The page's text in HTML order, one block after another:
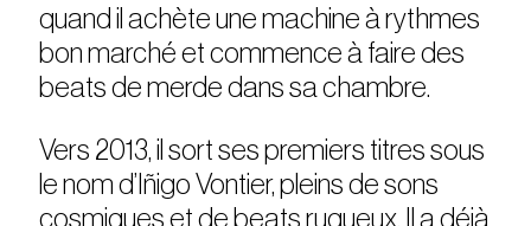
quand il achète une machine à rythmes
bon marché et commence à faire des
beats de merde dans sa chambre.
Vers 2013, il sort ses premiers titres sous
le nom d’Iñigo Vontier, pleins de sons
cosmiques et de beats rugueux. Il a déjà